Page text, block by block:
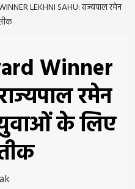
LEKHNI SAHU: राज्यपाल रमेन
Winner
रमेन
के लिए